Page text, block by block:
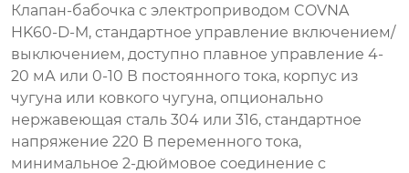
Клапан-бабочка с электроприводом COVNA
HK60-D-M, стандартное управление включением/
выключением, доступно плавное управление 4-
20 мА или 0-10 В постоянного тока, корпус из
чугуна или ковкого чугуна, опционально
нержавеющая сталь 304 или 316, стандартное
напряжение 220 В переменного тока,
минимальное 2-дюймовое соединение с